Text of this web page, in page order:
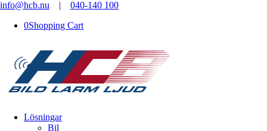
info@hcb.nu | 040-140 100
0Shopping Cart
Lösningar
Bil